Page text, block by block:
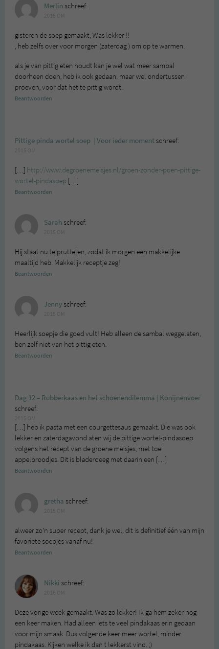
Merlin schreef:
gisteren de soep gemaakt, Was lekker !!
, heb zelfs over voor morgen (zaterdag ) om op te warmen.
als je van pittig eten houdt kan je wel wat meer sambal
doorheen doen, heb ik ook gedaan. maar wel ondertussen
proeven, voor dat het te pittig wordt.
Beantwoorden
Pittige pinda wortel soep | Voor ieder momentschreef:
[…] http://www.degroenemeisjes.nl/groen-zonder-poen-pittige-
wortel-pindasoep […]
Beantwoorden
Sarah schreef:
Hij staat nu te pruttelen, zodat ik morgen een makkelijke
maaltijd heb. Makkelijk receptje zeg!
Beantwoorden
Jennyschreef:
Heerlijk soepje die goed vult! Heb alleen de sambal weggelaten,
ben zelf niet van het pittig eten.
Beantwoorden
Dag 12 – Rubberkaas en het schoenendilemma | Konijnenvoer
schreef:
[…] heb ik pasta met een courgettesaus gemaakt. Die was ook
lekker en zaterdagavond aten wij de pittige wortel-pindasoep
volgens het recept van de groene meisjes, met toe
appelbroodjes. Dit is bladerdeeg met daarin een […]
Beantwoorden
gretha schreef:
alweer zo’n super recept, dank je wel, dit is definitief één van mijn
favoriete soepjes vanaf nu!
Beantwoorden
Nikki schreef:
Deze vorige week gemaakt. Was zo lekker! Ik ga hem zeker nog
een keer maken. Had alleen iets te veel pindakaas erin gedaan
voor mijn smaak. Dus volgende keer meer wortel, minder
pindakaas. Kijken welke ik dan t lekkerst vind. ;)